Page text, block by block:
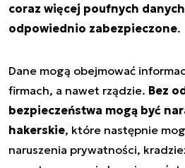
coraz więcej poufnych
odpowiednio zabezpieczone.
Dane mogą obejmować
firmach, a nawet rządzie. Bez
bezpieczeństwa mogą być
hakerskie, które następnie
naruszenia prywatności,